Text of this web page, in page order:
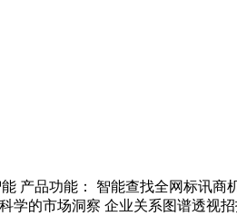
产品功能： 智能查找全网标讯商
学的市场洞察 企业关系图谱透视